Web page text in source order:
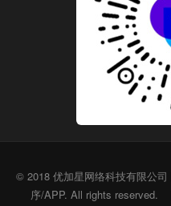
© 2018 优加星网络科技有限公司
序/APP. All rights reserved.